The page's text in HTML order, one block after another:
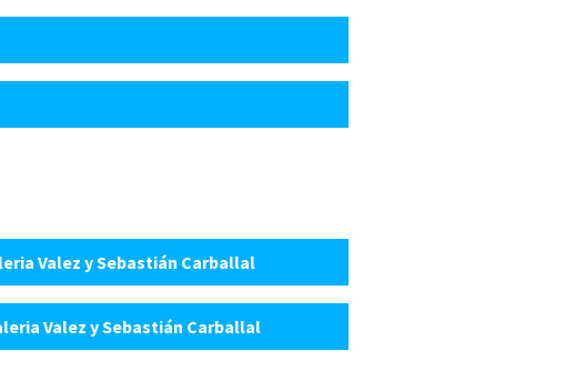
Valez y Sebastián Carballal
Valez y Sebastián Carballal